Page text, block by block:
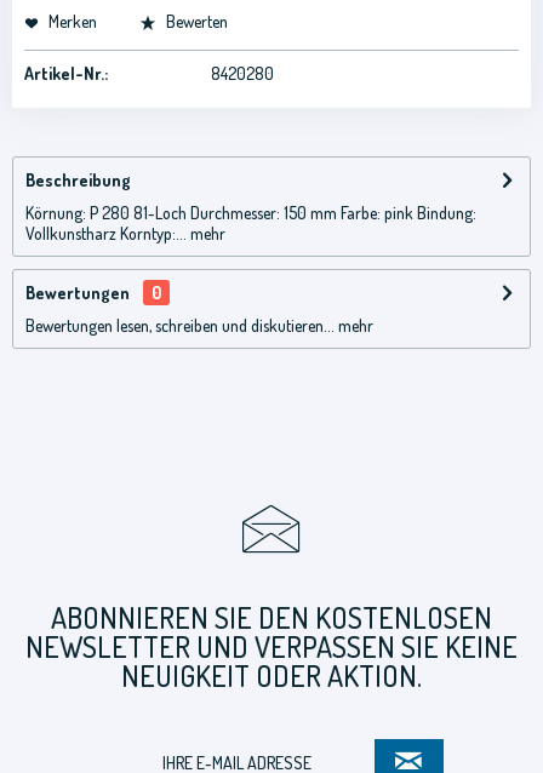
Merken Bewerten
Artikel-Nr.: 8420280
Beschreibung
Körnung: P 280 81-Loch Durchmesser: 150 mm Farbe: pink Bindung:
Vollkunstharz Korntyp:...
mehr
Bewertungen
0
Bewertungen lesen, schreiben und diskutieren...
mehr
ABONNIEREN SIE DEN KOSTENLOSEN
NEWSLETTER UND VERPASSEN SIE KEINE
NEUIGKEIT ODER AKTION.